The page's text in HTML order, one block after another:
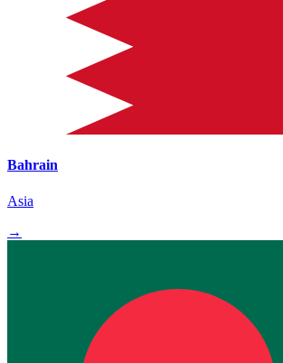
Bahrain
Asia
→